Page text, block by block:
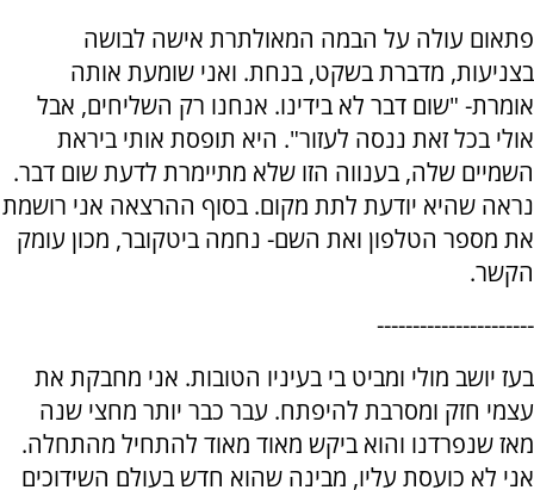
פתאום עולה על הבמה המאולתרת אישה לבושה
בצניעות, מדברת בשקט, בנחת. ואני שומעת אותה
אומרת- "שום דבר לא בידינו. אנחנו רק השליחים, אבל
אולי בכל זאת ננסה לעזור". היא תופסת אותי ביראת
השמיים שלה, בענווה הזו שלא מתיימרת לדעת שום דבר.
נראה שהיא יודעת לתת מקום. בסוף ההרצאה אני רושמת
את מספר הטלפון ואת השם- נחמה ביטקובר, מכון עומק
הקשר.
----------------------
בעז יושב מולי ומביט בי בעיניו הטובות. אני מחבקת את
עצמי חזק ומסרבת להיפתח. עבר כבר יותר מחצי שנה
מאז שנפרדנו והוא ביקש מאוד מאוד להתחיל מהתחלה.
אני לא כועסת עליו, מבינה שהוא חדש בעולם השידוכים